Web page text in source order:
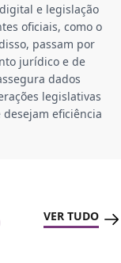
e legislação
oficiais, como o
passam por
jurídico e de
dados
legislativas
eficiência
VER TUDO